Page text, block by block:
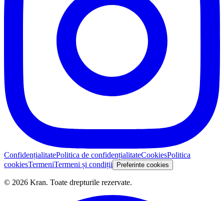
ConfidențialitatePolitica de confidențialitateCookiesPolitica
cookiesTermeniTermeni și condiții Preferinte cookies
© 2026 Kran. Toate drepturile rezervate.